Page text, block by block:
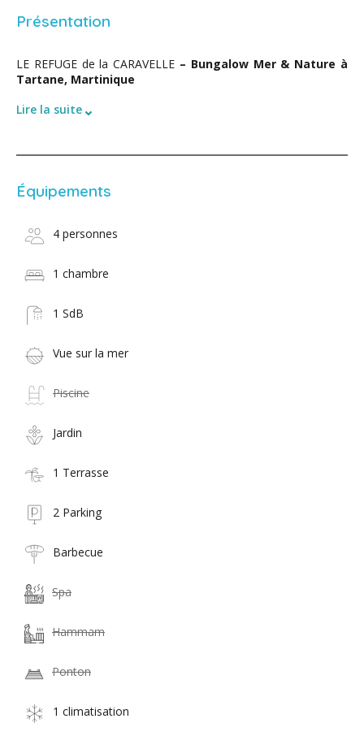
Présentation
LE REFUGE de la CARAVELLE – Bungalow Mer & Nature à
Tartane, Martinique
Lire la suite⌄
Équipements
4 personnes
1 chambre
1 SdB
Vue sur la mer
Piscine
Jardin
1 Terrasse
2 Parking
Barbecue
Spa
Hammam
Ponton
1 climatisation